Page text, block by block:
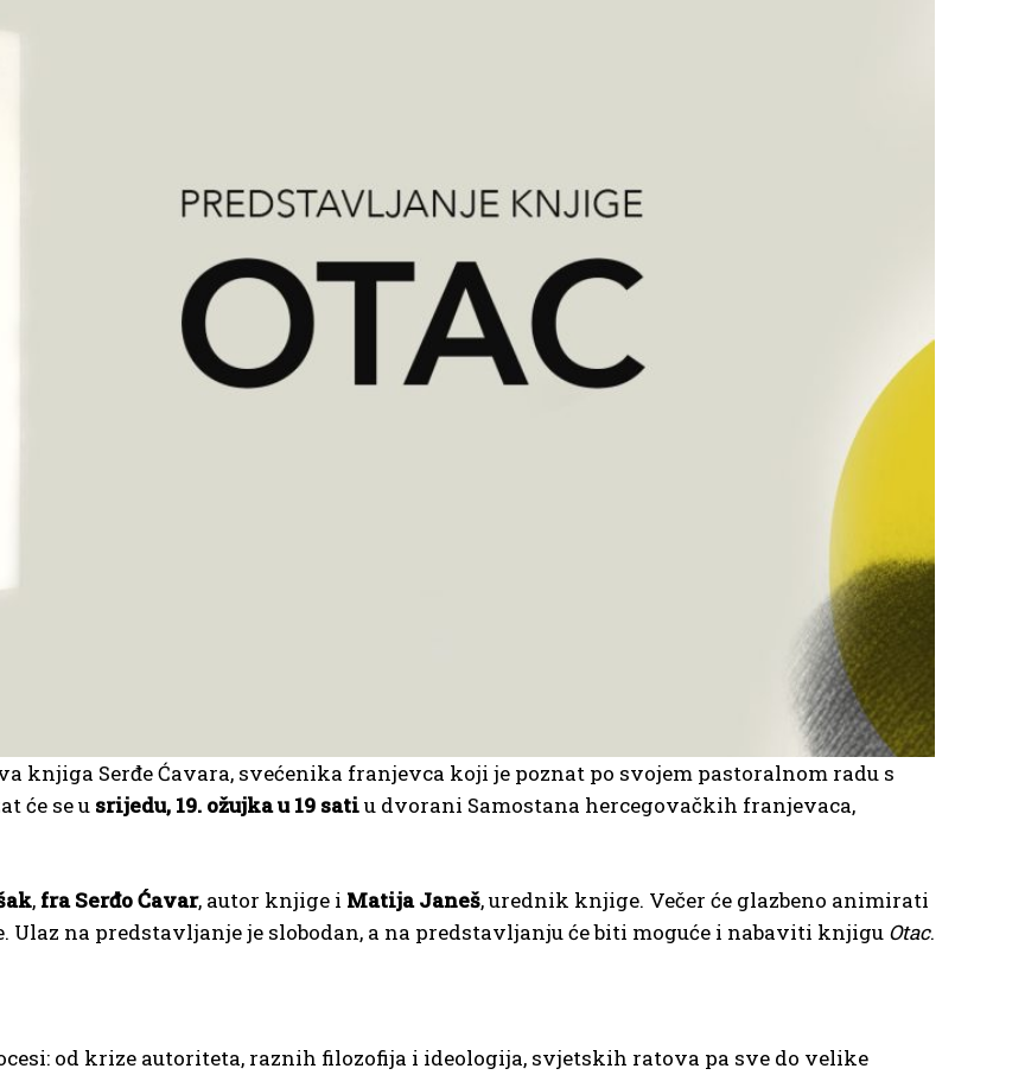
knjiga Serđe Ćavara, svećenika franjevca koji je poznat po svojem pastoralnom radu s
će se u srijedu, 19. ožujka u 19 satiu dvorani Samostana hercegovačkih franjevaca,
, fra Serđo Ćavar, autor knjige i Matija Janeš, urednik knjige. Večer će glazbeno animirati
na predstavljanje je slobodan, a na predstavljanju će biti moguće i nabaviti knjigu Otac.
od krize autoriteta, raznih filozofija i ideologija, svjetskih ratova pa sve do velike